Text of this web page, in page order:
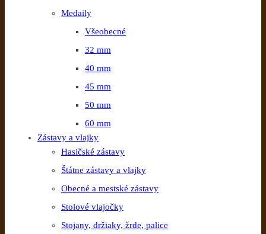
Medaily
Všeobecné
32 mm
40 mm
45 mm
50 mm
60 mm
Zástavy a vlajky
Hasičské zástavy
Štátne zástavy a vlajky
Obecné a mestské zástavy
Stolové vlajočky
Stojany, držiaky, žrde, palice